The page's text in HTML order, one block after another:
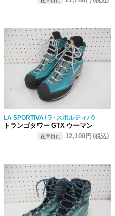
LA SPORTIVA（ラ・スポルティバ）
トランゴタワー GTX ウーマン
在庫切れ 12,100円（税込）